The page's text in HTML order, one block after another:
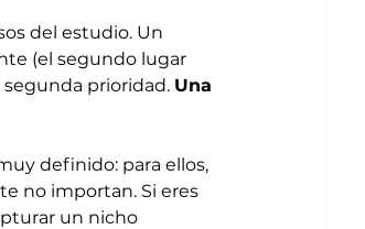
del estudio. Un
(el segundo lugar
segunda prioridad. Una
definido: para ellos,
no importan. Si eres
un nicho